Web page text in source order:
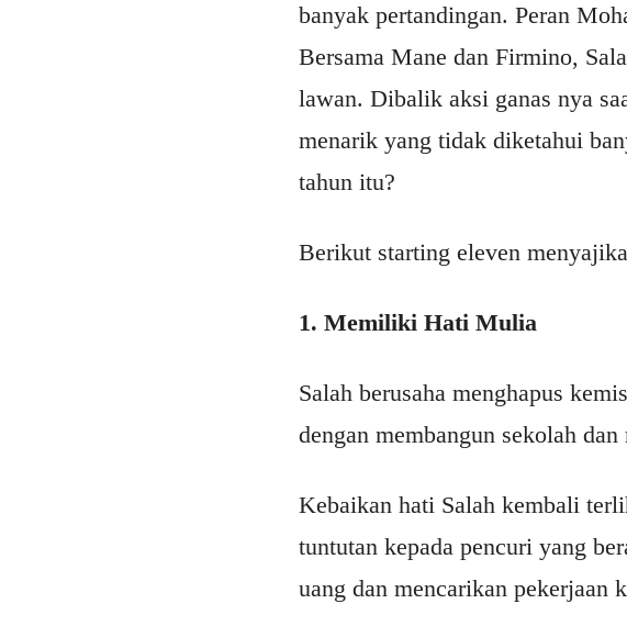
banyak pertandingan. Peran
Bersama Mane dan Firmino,
lawan. Dibalik aksi ganas nya
menarik yang tidak diketahui
tahun itu?
Berikut starting eleven
1. Memiliki Hati Mulia
Salah berusaha menghapus
dengan membangun sekolah
Kebaikan hati Salah kembali
tuntutan kepada pencuri yang
uang dan mencarikan pekerjaan